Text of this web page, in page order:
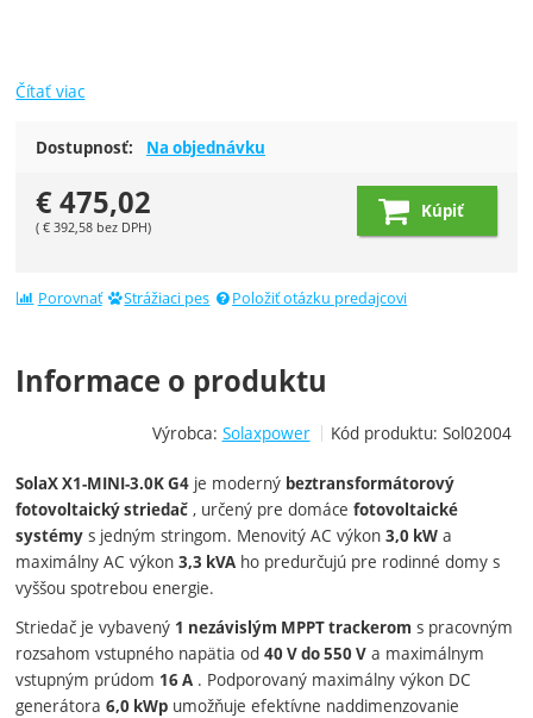
Čítať viac
Dostupnosť: Na objednávku
€475,02
( € 392,58 bez DPH)
Kúpiť
Porovnať Strážiaci pes Položiť otázku predajcovi
Informace o produktu
Výrobca: Solaxpower Kód produktu: Sol02004
SolaX X1-MINI-3.0K G4 je moderný beztransformátorový
fotovoltaický striedač , určený pre domácefotovoltaické
systémy s jedným stringom. Menovitý AC výkon3,0 kW a
maximálny AC výkon3,3 kVA ho predurčujú pre rodinné domy s
vyššou spotrebou energie.
Striedač je vybavený 1 nezávislým MPPT trackerom s pracovným
rozsahom vstupného napätia od40 V do 550 V a maximálnym
vstupným prúdom 16 A . Podporovaný maximálny výkon DC
generátora6,0 kWp umožňuje efektívne naddimenzovanie